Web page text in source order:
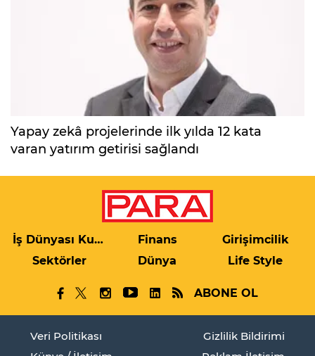
Yapay zekâ projelerinde ilk yılda 12 kata
varan yatırım getirisi sağlandı
İş Dünyası Kulis Finans
Girişimcilik
Sektörler
Dünya Life Style
ABONE OL
Veri Politikası
Gizlilik Bildirimi